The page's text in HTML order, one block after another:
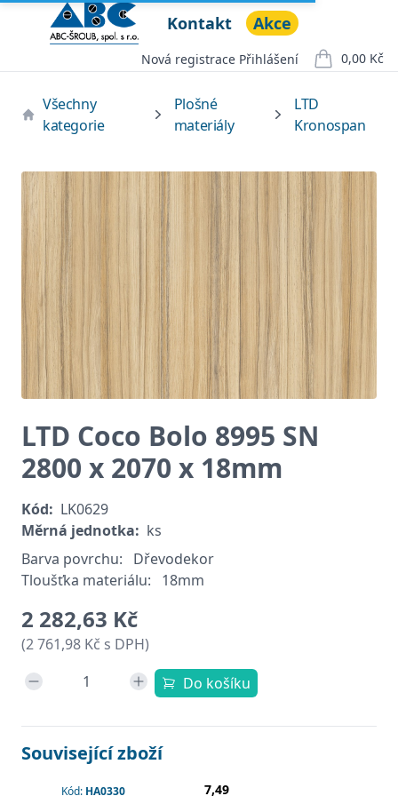
Open menu
ABC ŠROUB, spol. s r.o.Kontakt Akce
Nová registrace Přihlášení 0,00 Kč
položek v
Všechny
kategorie
Plošné
materiály
LTD
Kronospan
LTD Coco Bolo 8995 SN
2800 x 2070 x 18mm
Kód: LK0629
Měrná jednotka: ks
Barva povrchu:
Dřevodekor
Tloušťka materiálu:
18mm
2 282,63 Kč
(2 761,98 Kč s DPH)
Do košíku
Související zboží
Kód: HA0330
7,49